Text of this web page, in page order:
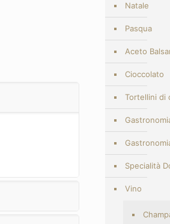
Natale
Pasqua
Aceto
Cioccolato
Tortellini di
Specialità
Vino